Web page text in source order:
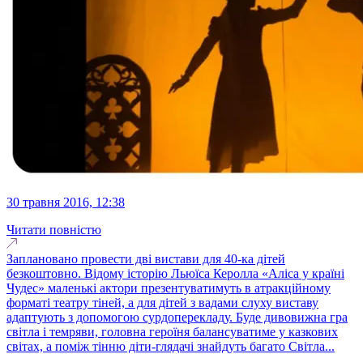
30 травня 2016, 12:38
Читати повністю
Заплановано провести дві вистави для 40-ка дітей
безкоштовно. Відому історію Льюїса Керолла «Аліса у країні
Чудес» маленькі актори презентуватимуть в атракційному
форматі театру тіней, а для дітей з вадами слуху виставу
адаптують з допомогою сурдоперекладу. Буде дивовижна гра
світла і темряви, головна героїня балансуватиме у казкових
світах, а поміж тінню діти-глядачі знайдуть багато Світла...